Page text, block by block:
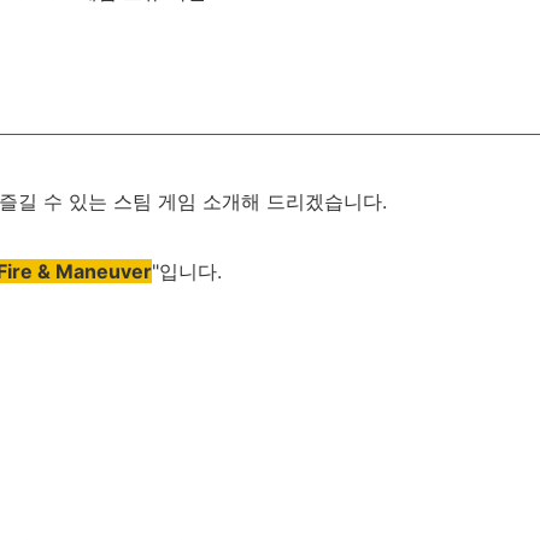
즐길 수 있는 스팀 게임 소개해 드리겠습니다.
& Maneuver"입니다.